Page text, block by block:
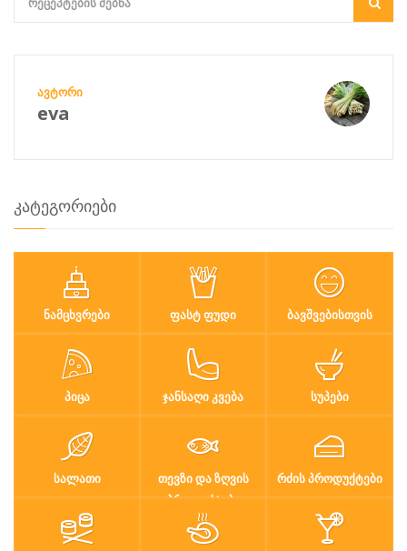
ᲐᲕᲢᲝᲠᲘ
eva
კატეგორიები
ᲜᲐᲛᲪᲮᲕᲠᲔᲑᲘ ᲤᲐᲡᲢ ᲤᲣᲓᲘ ᲑᲐᲕᲨᲕᲔᲑᲘᲡᲗᲕᲘᲡ
ᲞᲘᲪᲐ ᲯᲐᲜᲡᲐᲦᲘ ᲙᲕᲔᲑᲐ ᲡᲣᲞᲔᲑᲘ
ᲡᲐᲚᲐᲗᲘ
ᲗᲔᲕᲖᲘ ᲓᲐ ᲖᲦᲕᲘᲡ
ᲞᲠᲝᲓᲣᲥᲢᲔᲑᲘ
ᲠᲫᲘᲡ ᲞᲠᲝᲓᲣᲥᲢᲔᲑᲘ